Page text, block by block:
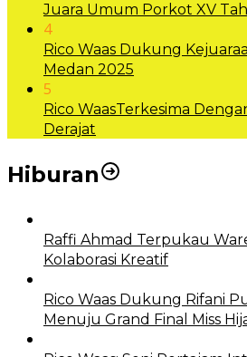
Juara Umum Porkot XV
4
Rico Waas Dukung
Medan 2025
5
Rico WaasTerkesima
Derajat
Hiburan
Raffi Ahmad Terpukau
Kolaborasi Kreatif
Rico Waas Dukung Rifani
Menuju Grand Final Miss